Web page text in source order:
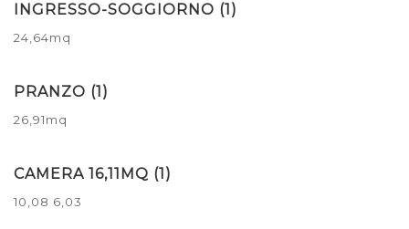
INGRESSO-SOGGIORNO (1)
24,64mq
PRANZO (1)
26,91mq
CAMERA 16,11MQ (1)
10,08 6,03